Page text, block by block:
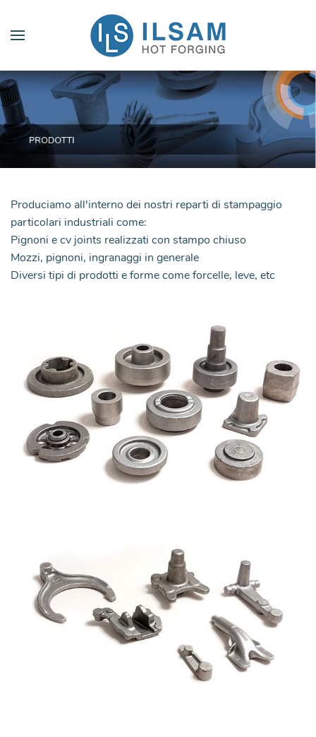
Produciamo all'interno dei nostri reparti di stampaggio
particolari industriali come:
Pignoni e cv joints realizzati con stampo chiuso
Mozzi, pignoni, ingranaggi in generale
Diversi tipi di prodotti e forme come forcelle, leve, etc